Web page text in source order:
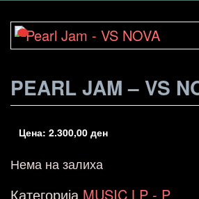
PEARL JAM – VS
Цена: 2.300,00 ден
Нема на залиха
Категорија MUSIC LP - P